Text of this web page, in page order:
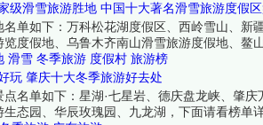
级滑雪旅游胜地 中国十大著名滑雪旅游度假
单如下：万科松花湖度假区、西岭雪山、新
度假地、乌鲁木齐南山滑雪旅游度假地、鳌
滑雪 冬季旅游 度假村 旅游榜
玩 肇庆十大冬季旅游好去处
名单如下：星湖·七星岩、德庆盘龙峡、肇
态园、华辰玫瑰园、九龙湖，下面请看榜单详